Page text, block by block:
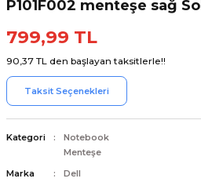
P101F002 menteşe sağ Sol
799,99 TL
90,37 TL den başlayan taksitlerle!!
Taksit Seçenekleri
Kategori
Notebook
Menteşe
Marka
Dell